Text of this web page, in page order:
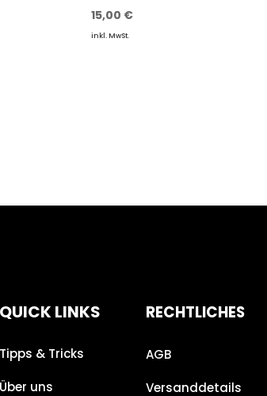
15,00 €
inkl. MwSt.
QUICK LINKS
Tipps & Tricks
Über uns
RECHTLICHES
AGB
Versanddetails